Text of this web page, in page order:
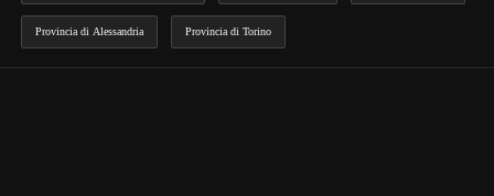
Provincia di Alessandria Provincia di Torino